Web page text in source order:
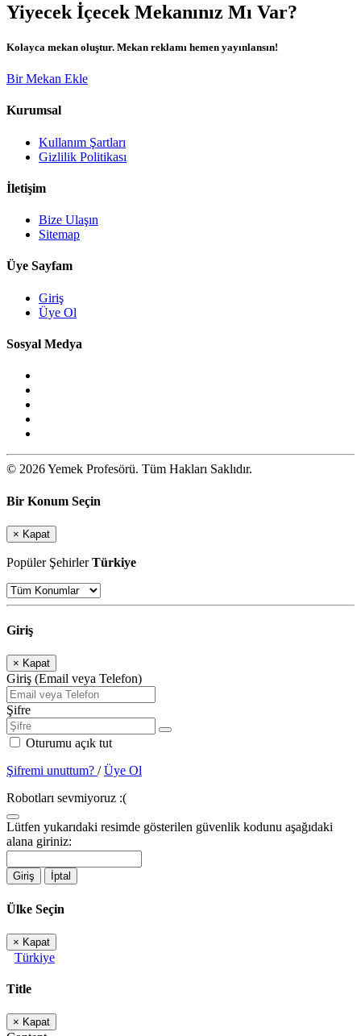
Yiyecek İçecek Mekanınız Mı Var?
Kolayca mekan oluştur. Mekan reklamı hemen yayınlansın!
Bir Mekan Ekle
Kurumsal
Kullanım Şartları
Gizlilik Politikası
İletişim
Bize Ulaşın
Sitemap
Üye Sayfam
Giriş
Üye Ol
Sosyal Medya
© 2026 Yemek Profesörü. Tüm Hakları Saklıdır.
Bir Konum Seçin
× Kapat
Popüler ŞehirlerTürkiye
Giriş
× Kapat
Giriş (Email veya Telefon)
Şifre
Oturumu açık tut
Şifremi unuttum? /Üye Ol
Robotları sevmiyoruz :(
Lütfen yukarıdaki resimde gösterilen güvenlik kodunu aşağıdaki
alana giriniz:
Giriş İptal
Ülke Seçin
× Kapat
Türkiye
Title
× Kapat